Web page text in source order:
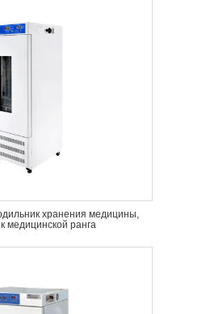
хранения медицины,
медицинской ранга